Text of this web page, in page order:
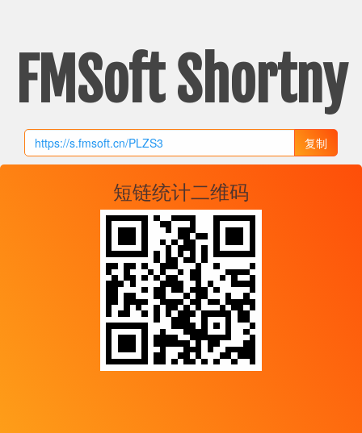
FMSoft Shortny
复制
短链统计二维码